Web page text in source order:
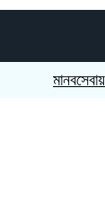
মানবসেবায়